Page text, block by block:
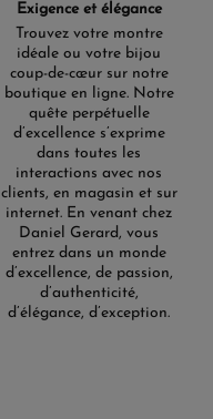
Exigence et élégance
Trouvez votre montre
idéale ou votre bijou
coup-de-cœur sur notre
boutique en ligne. Notre
quête perpétuelle
d’excellence s’exprime
dans toutes les
interactions avec nos
clients, en magasin et sur
internet. En venant chez
Daniel Gerard, vous
entrez dans un monde
d’excellence, de passion,
d’authenticité,
d’élégance, d’exception.